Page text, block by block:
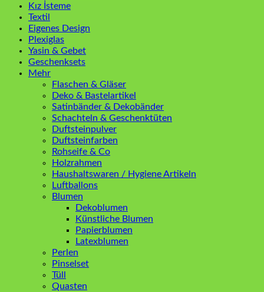
Kız İsteme
Textil
Eigenes Design
Plexiglas
Yasin & Gebet
Geschenksets
Mehr
Flaschen & Gläser
Deko & Bastelartikel
Satinbänder & Dekobänder
Schachteln & Geschenktüten
Duftsteinpulver
Duftsteinfarben
Rohseife & Co
Holzrahmen
Haushaltswaren / Hygiene Artikeln
Luftballons
Blumen
Dekoblumen
Künstliche Blumen
Papierblumen
Latexblumen
Perlen
Pinselset
Tüll
Quasten